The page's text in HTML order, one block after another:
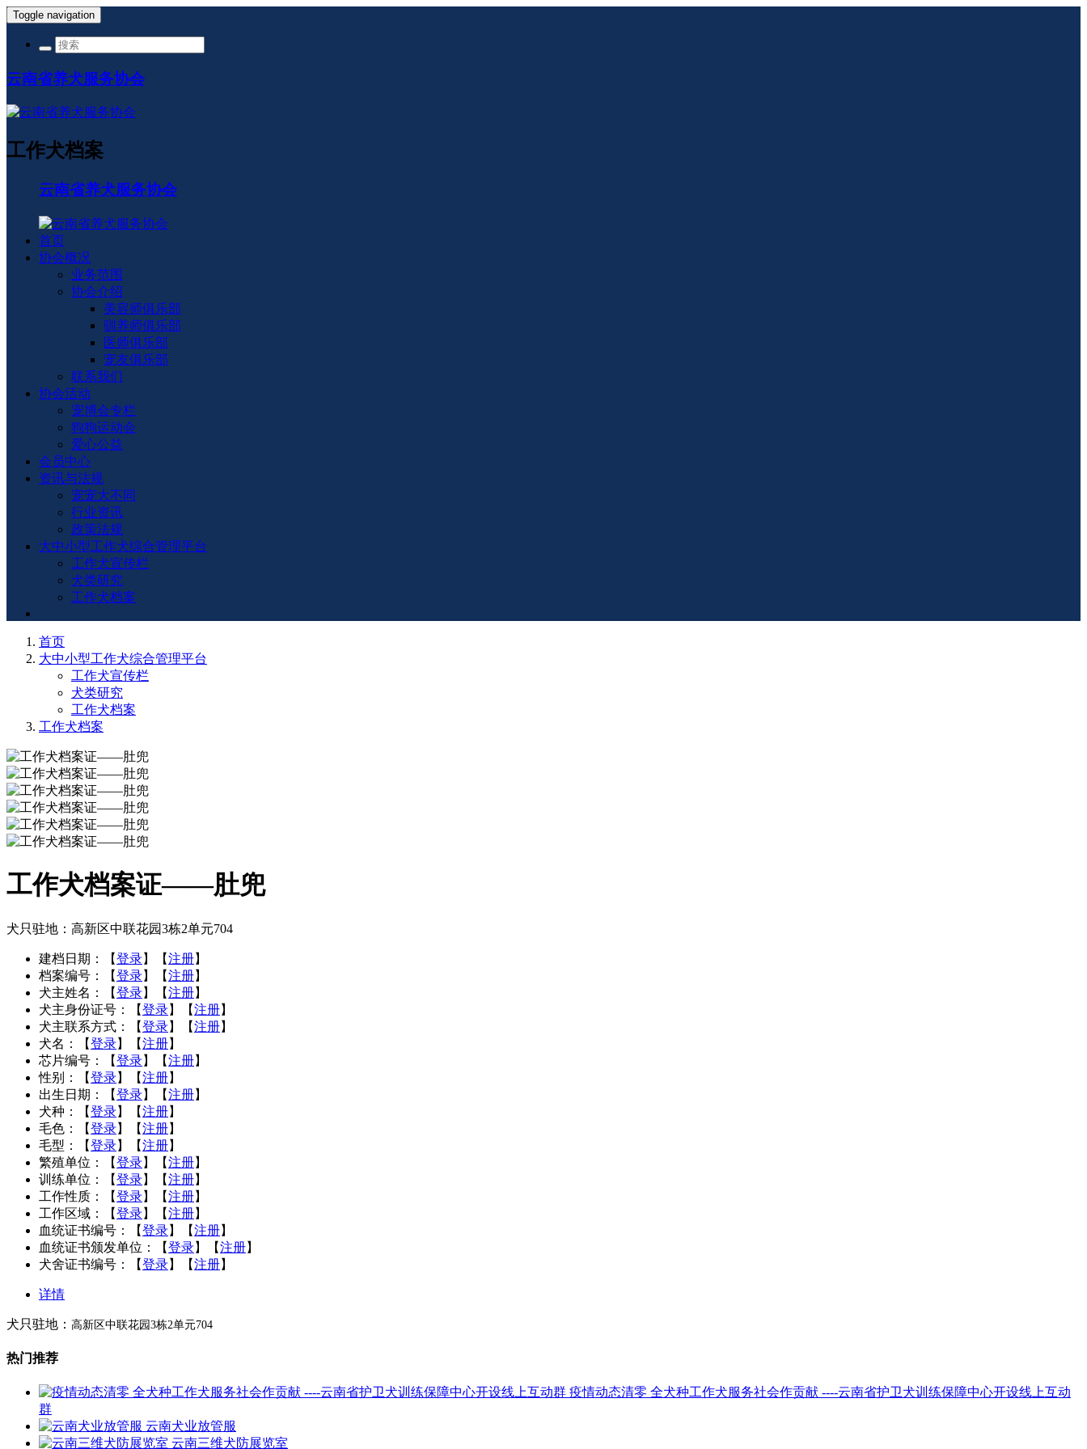
Toggle navigation
云南省养犬服务协会
工作犬档案
云南省养犬服务协会
首页
协会概况
业务范围
协会介绍
美容师俱乐部
驯养师俱乐部
医师俱乐部
宠友俱乐部
联系我们
协会活动
宠博会专栏
狗狗运动会
爱心公益
会员中心
资讯与法规
宠宠大不同
行业资讯
政策法规
大中小型工作犬综合管理平台
工作犬宣传栏
犬类研究
工作犬档案
首页
大中小型工作犬综合管理平台
工作犬宣传栏
犬类研究
工作犬档案
工作犬档案
工作犬档案证——肚兜
犬只驻地：高新区中联花园3栋2单元704
建档日期： 【登录】【注册】
档案编号：
【登录】【注册】
犬主姓名：
【登录】【注册】
犬主身份证号：
【登录】【注册】
犬主联系方式：
【登录】【注册】
犬名：
【登录】【注册】
芯片编号：
【登录】【注册】
性别：
【登录】【注册】
出生日期：
【登录】【注册】
犬种：
【登录】【注册】
毛色：
【登录】【注册】
毛型：
【登录】【注册】
繁殖单位：
【登录】【注册】
训练单位：
【登录】【注册】
工作性质：
【登录】【注册】
工作区域：
【登录】【注册】
血统证书编号：
【登录】【注册】
血统证书颁发单位：
【登录】【注册】
犬舍证书编号：
【登录】【注册】
详情
犬只驻地： 高新区中联花园3栋2单元704
热门推荐
疫情动态清零 全犬种工作犬服务社会作贡献 ----云南省护卫犬训练保障中心开设线上互动
群
云南犬业放管服
云南三维犬防展览室